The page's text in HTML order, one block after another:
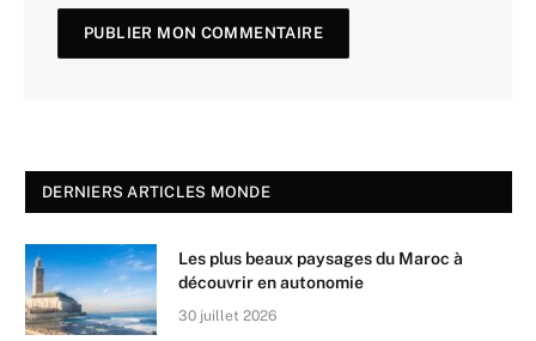
DERNIERS ARTICLES MONDE
Les plus beaux paysages du Maroc à
découvrir en autonomie
30 juillet 2026